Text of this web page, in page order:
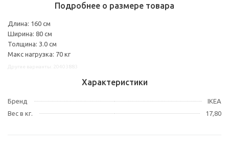
Подробнее о размере товара
Длина: 160 см
Ширина: 80 см
Толщина: 3.0 см
Макс нагрузка: 70 кг
Характеристики
Бренд
IKEA
Вес в кг.
17,80